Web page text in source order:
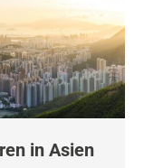
in Asien